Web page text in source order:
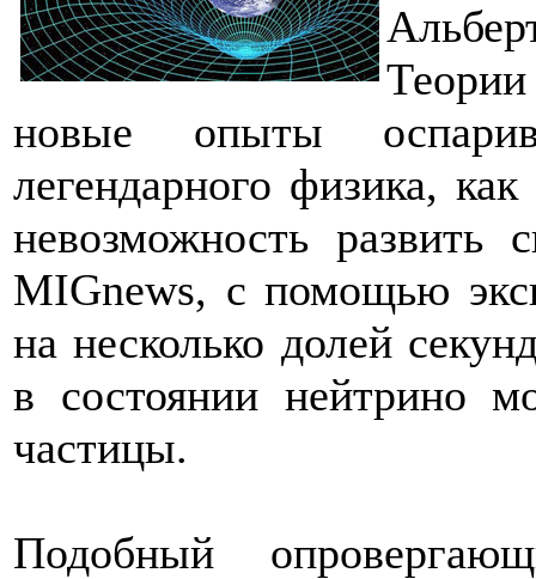
новые опыты
легендарного физика,
невозможность
MIGnews, с помощью
на несколько долей
в состоянии нейтрино
частицы.
Подобный